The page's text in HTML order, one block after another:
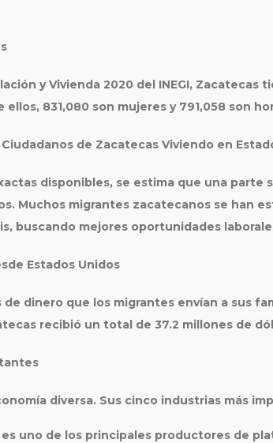
y Vivienda 2020 del INEGI, Zacatecas
ellos, 831,080 son mujeres y 791,058 son
de Zacatecas Viviendo en
disponibles, se estima que una parte
Muchos migrantes zacatecanos se han
buscando mejores oportunidades
Estados Unidos
de dinero que los migrantes envían a sus
recibió un total de 37.2 millones de
diversa. Sus cinco industrias más
uno de los principales productores de